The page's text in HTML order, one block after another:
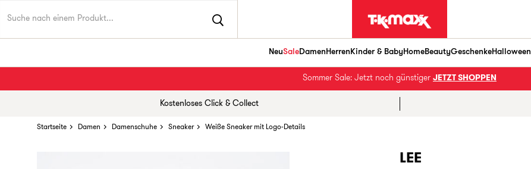
NeuSaleDamenHerrenKinder & BabyHomeBeautyGeschenkeHalloween
Sommer Sale: Jetzt noch günstiger JETZT SHOPPEN
Kostenloses Click & Collect
Startseite Damen Damenschuhe Sneaker Weiße Sneaker mit Logo-Details
LEE